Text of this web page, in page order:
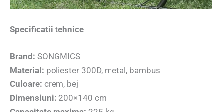
Specificatii tehnice
Brand: SONGMICS
Material: poliester 300D, metal, bambus
Culoare: crem, bej
Dimensiuni: 200×140 cm